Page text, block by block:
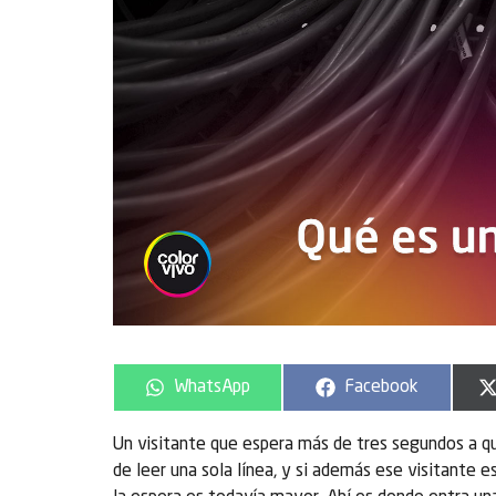
WhatsApp Facebook
Un visitante que espera más de tres segundos a
de leer una sola línea, y si además ese visitante